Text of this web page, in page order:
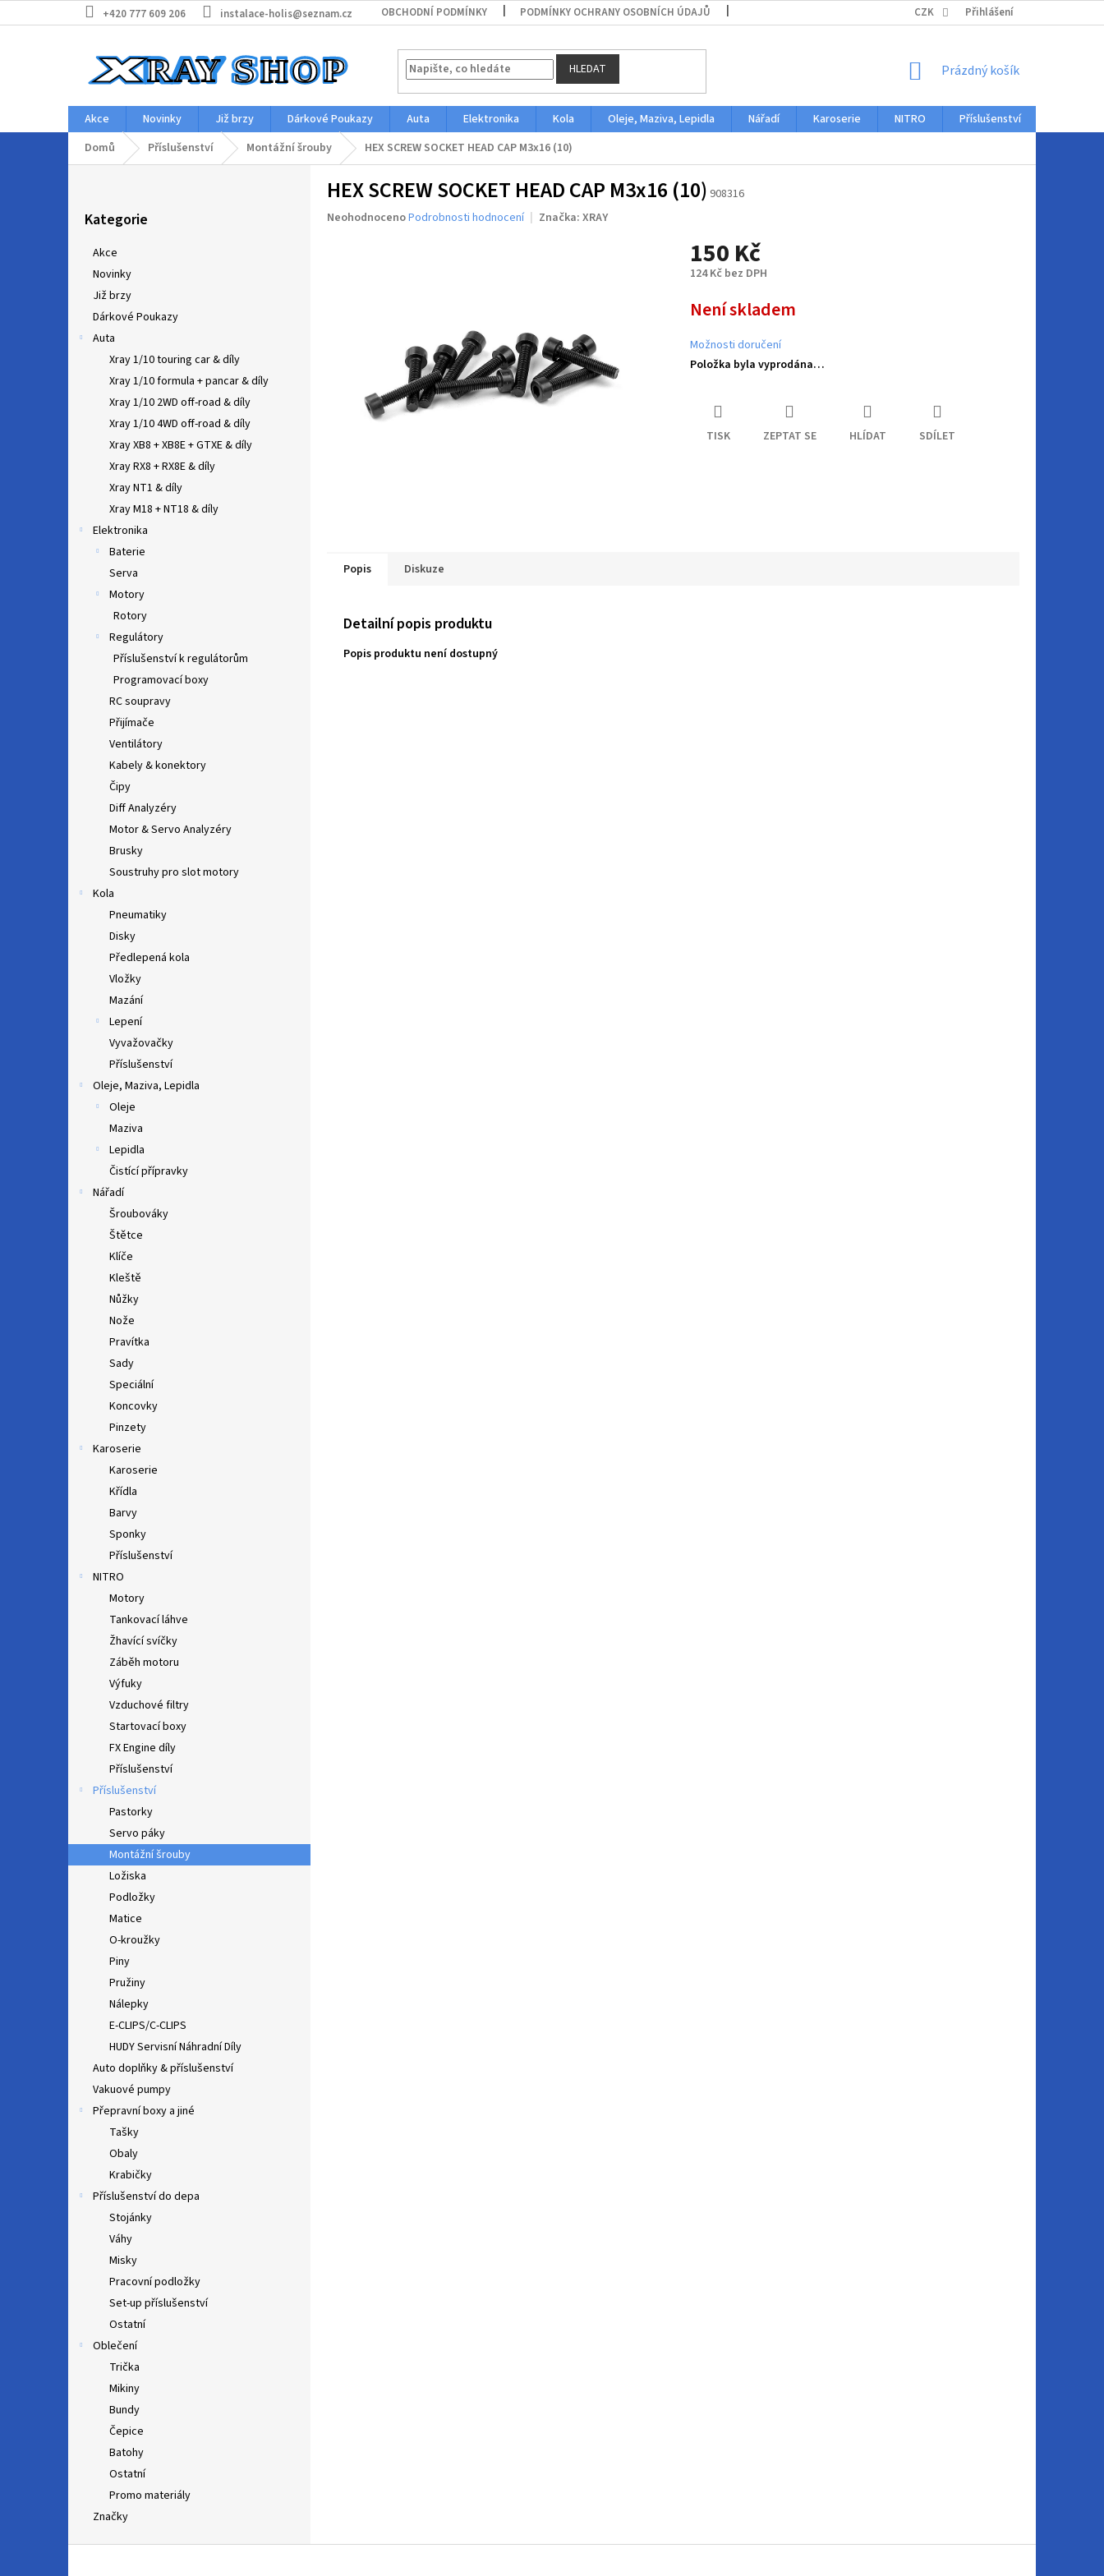
na
+420 777 609 206 instalace-holis@seznam.cz OBCHODNÍ PODMÍNKY PODMÍNKY OCHRANY OSOBNÍCH ÚDAJŮ CZK Přihlášení
HLEDAT
NÁKUPNÍ
Prázdný košík
Akce Novinky Již brzy Dárkové Poukazy Auta Elektronika Kola Oleje, Maziva, Lepidla Nářadí Karoserie NITRO Příslušenství
Domů
Příslušenství Montážní šrouby HEX SCREW SOCKET HEAD CAP M3x16 (10)
kategorie
Kategorie
Akce
Novinky
Již brzy
Dárkové Poukazy
Auta
Xray 1/10 touring car & díly
Xray 1/10 formula + pancar & díly
Xray 1/10 2WD off-road & díly
Xray 1/10 4WD off-road & díly
Xray XB8 + XB8E + GTXE & díly
Xray RX8 + RX8E & díly
Xray NT1 & díly
Xray M18 + NT18 & díly
Elektronika
Baterie
Serva
Motory
Rotory
Regulátory
Příslušenství k regulátorům
Programovací boxy
RC soupravy
Přijímače
Ventilátory
Kabely & konektory
Čipy
Diff Analyzéry
Motor & Servo Analyzéry
Brusky
Soustruhy pro slot motory
Kola
Pneumatiky
Disky
Předlepená kola
Vložky
Mazání
Lepení
Vyvažovačky
Příslušenství
Oleje, Maziva, Lepidla
Oleje
Maziva
Lepidla
Čistící přípravky
Nářadí
Šroubováky
Štětce
Klíče
Kleště
Nůžky
Nože
Pravítka
Sady
Speciální
Koncovky
Pinzety
Karoserie
Karoserie
Křídla
Barvy
Sponky
Příslušenství
NITRO
Motory
Tankovací láhve
Žhavící svíčky
Záběh motoru
Výfuky
Vzduchové filtry
Startovací boxy
FX Engine díly
Příslušenství
Příslušenství
Pastorky
Servo páky
Montážní šrouby
Ložiska
Podložky
Matice
O-kroužky
Piny
Pružiny
Nálepky
E-CLIPS/C-CLIPS
HUDY Servisní Náhradní Díly
Auto doplňky & příslušenství
Vakuové pumpy
Přepravní boxy a jiné
Tašky
Obaly
Krabičky
Příslušenství do depa
Stojánky
Váhy
Misky
Pracovní podložky
Set-up příslušenství
Ostatní
Oblečení
Trička
Mikiny
Bundy
Čepice
Batohy
Ostatní
Promo materiály
Značky
HEX SCREW SOCKET HEAD CAP M3x16 (10) 908316
Průměrné
NeohodnocenoPodrobnosti hodnocení Značka: XRAY
150 Kč
124 Kč bez DPH
cena:
Není skladem
Možnosti doručení
Položka byla vyprodána…
TISK ZEPTAT SE HLÍDAT SDÍLET
Popis Diskuze
Detailní popis produktu
Popis produktu není dostupný